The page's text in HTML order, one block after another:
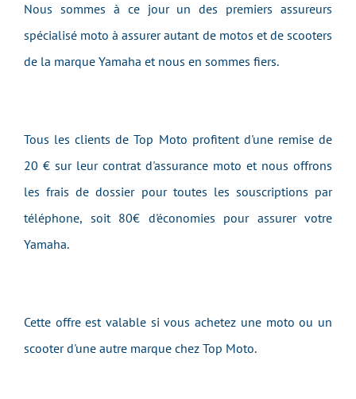
Nous sommes à ce jour un des premiers assureurs
spécialisé moto à assurer autant de motos et de scooters
de la marque Yamaha et nous en sommes fiers.
Tous les clients de Top Moto profitent d'une remise de
20 € sur leur contrat d'assurance moto et nous offrons
les frais de dossier pour toutes les souscriptions par
téléphone, soit 80€ d'économies pour assurer votre
Yamaha.
Cette offre est valable si vous achetez une moto ou un
scooter d'une autre marque chez Top Moto.